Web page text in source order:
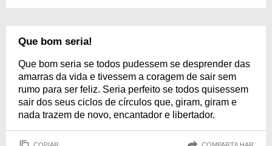
Que bom seria!
Que bom seria se todos pudessem se desprender das
amarras da vida e tivessem a coragem de sair sem
rumo para ser feliz. Seria perfeito se todos quisessem
sair dos seus ciclos de círculos que, giram, giram e
nada trazem de novo, encantador e libertador.